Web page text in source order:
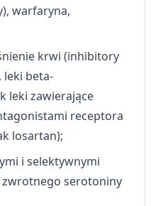
warfaryna,
krwi (inhibitory
leki beta-
leki zawierające
receptora
losartan);
i selektywnymi
serotoniny